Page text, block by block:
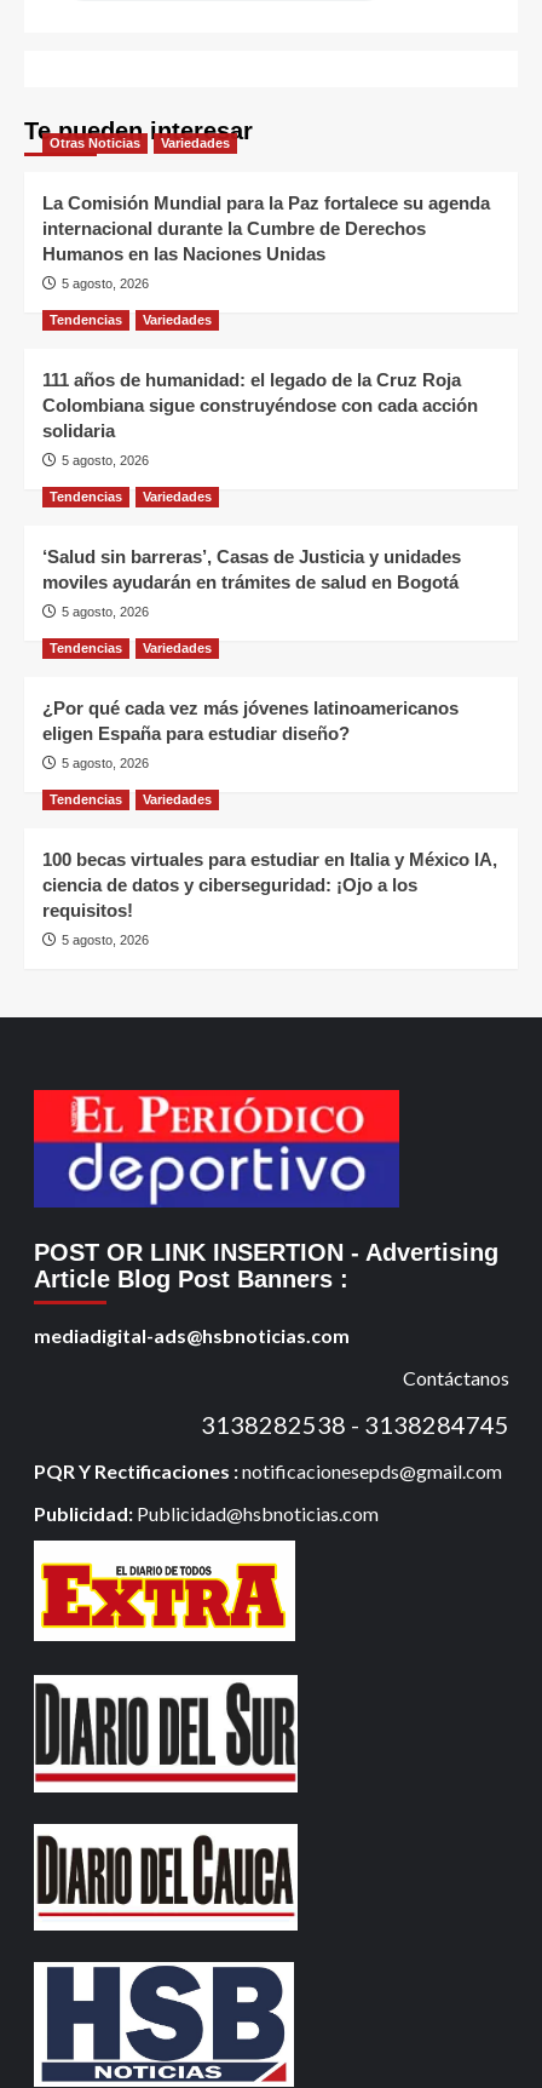
Te pueden interesar
Otras Noticias Variedades
La Comisión Mundial para la Paz fortalece su agenda
internacional durante la Cumbre de Derechos
Humanos en las Naciones Unidas
5 agosto, 2026
Tendencias Variedades
111 años de humanidad: el legado de la Cruz Roja
Colombiana sigue construyéndose con cada acción
solidaria
5 agosto, 2026
Tendencias Variedades
‘Salud sin barreras’, Casas de Justicia y unidades
moviles ayudarán en trámites de salud en Bogotá
5 agosto, 2026
Tendencias Variedades
¿Por qué cada vez más jóvenes latinoamericanos
eligen España para estudiar diseño?
5 agosto, 2026
Tendencias Variedades
100 becas virtuales para estudiar en Italia y México IA,
ciencia de datos y ciberseguridad: ¡Ojo a los
requisitos!
5 agosto, 2026
POST OR LINK INSERTION - Advertising
Article Blog Post Banners :
mediadigital-ads@hsbnoticias.com
Contáctanos
3138282538 - 3138284745
PQR Y Rectificaciones :notificacionesepds@gmail.com
Publicidad: Publicidad@hsbnoticias.com